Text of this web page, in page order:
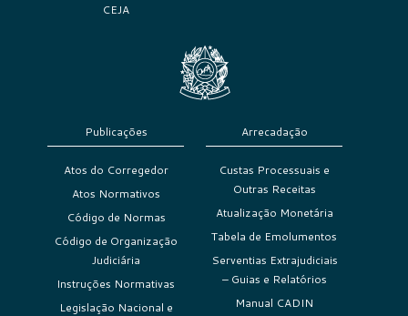
CEJA
Publicações
Atos do Corregedor
Atos Normativos
Código de Normas
Código de Organização
Judiciária
Instruções Normativas
Legislação Nacional e
Arrecadação
Custas Processuais e
Outras Receitas
Atualização Monetária
Tabela de Emolumentos
Serventias Extrajudiciais
– Guias e Relatórios
Manual CADIN